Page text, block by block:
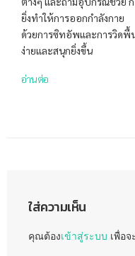
ยิ่งทำให้การออกกำลังกาย
ด้วยการซิทอัพและการวิดพื้
ง่ายและสนุกยิ่งขึ้น
อ่านต่อ
ใส่ความเห็น
คุณต้องเข้าสู่ระบบ เพื่อ